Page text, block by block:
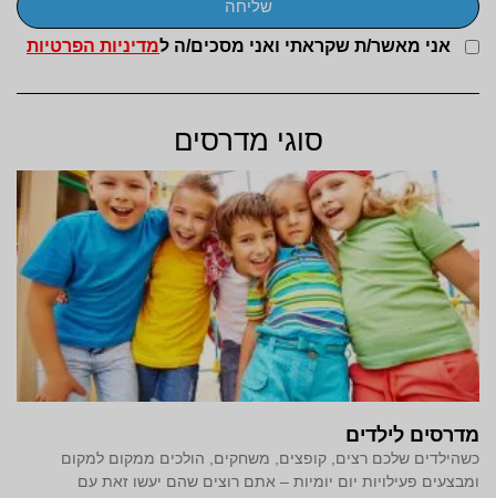
אני מאשר/ת שקראתי ואני מסכים/ה למדיניות הפרטיות
שליחה
סוגי מדרסים
מדרסים לילדים
כשהילדים שלכם רצים, קופצים, משחקים, הולכים ממקום למקום
ומבצעים פעילויות יום יומיות – אתם רוצים שהם יעשו זאת עם